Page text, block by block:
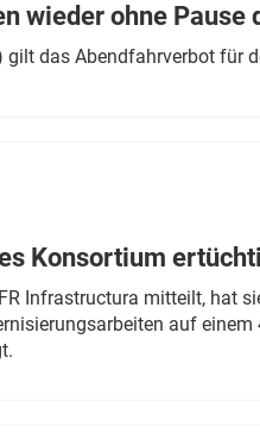
wieder ohne Pause
gilt das Abendfahrverbot für
Konsortium
Infrastructura mitteilt, hat
auf